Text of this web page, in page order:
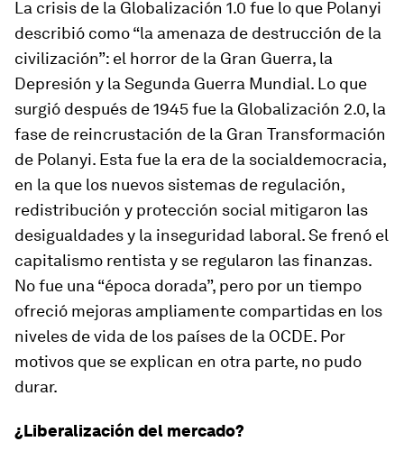
La crisis de la Globalización 1.0 fue lo que Polanyi
describió como “la amenaza de destrucción de la
civilización”: el horror de la Gran Guerra, la
Depresión y la Segunda Guerra Mundial. Lo que
surgió después de 1945 fue la Globalización 2.0, la
fase de reincrustación de la Gran Transformación
de Polanyi. Esta fue la era de la socialdemocracia,
en la que los nuevos sistemas de regulación,
redistribución y protección social mitigaron las
desigualdades y la inseguridad laboral. Se frenó el
capitalismo rentista y se regularon las finanzas.
No fue una “época dorada”, pero por un tiempo
ofreció mejoras ampliamente compartidas en los
niveles de vida de los países de la OCDE. Por
motivos que se explican en otra parte, no pudo
durar.
¿Liberalización del mercado?